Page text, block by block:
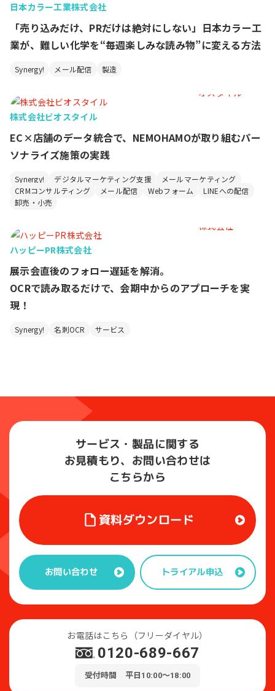
日本カラー工業株式会社
「売り込みだけ、PRだけは絶対にしない」日本カラー工
業が、難しい化学を“毎週楽しみな読み物”に変える方法
Synergy! メール配信 製造
株式会社ビオスタイル
EC×店舗のデータ統合で、NEMOHAMOが取り組むパー
ソナライズ施策の実践
Synergy! デジタルマーケティング支援
メールマーケティング
CRMコンサルティング
メール配信 Webフォーム
LINEへの配信
卸売・小売
ハッピーPR株式会社
展示会直後のフォロー遅延を解消。
OCRで読み取るだけで、会期中からのアプローチを実
現！
Synergy! 名刺OCR サービス
サービス・製品に関する
お見積もり、お問い合わせは
こちらから
資料ダウンロード
お問い合わせ トライアル申込
お電話はこちら（フリーダイヤル）
0120-689-667
受付時間 平日10:00～18:00